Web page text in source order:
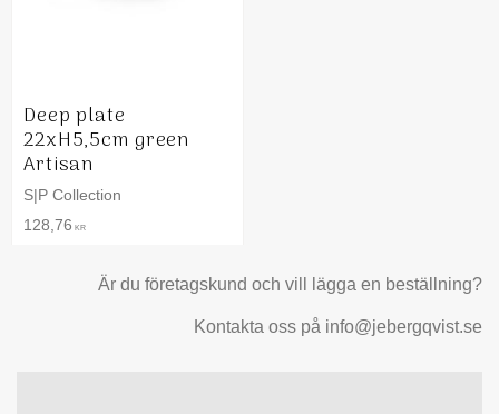
Deep plate
22xH5,5cm green
Artisan
S|P Collection
128,76 KR
Är du företagskund och vill lägga en beställning?
Kontakta oss på info@jebergqvist.se